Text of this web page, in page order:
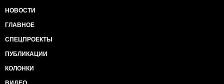
НОВОСТИ
ГЛАВНОЕ
СПЕЦПРОЕКТЫ
ПУБЛИКАЦИИ
КОЛОНКИ